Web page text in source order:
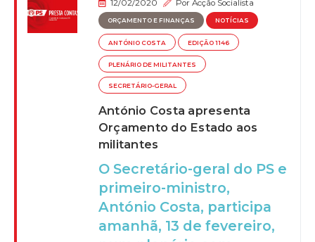
12/02/2020 PorAcção Socialista
ORÇAMENTO E FINANÇAS NOTÍCIAS
ANTÓNIO COSTA EDIÇÃO 1146
PLENÁRIO DE MILITANTES
SECRETÁRIO-GERAL
António Costa apresenta
Orçamento do Estado aos
militantes
O Secretário-geral do PS e
primeiro-ministro,
António Costa, participa
amanhã, 13 de fevereiro,